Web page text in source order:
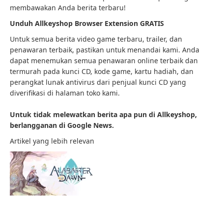
membawakan Anda berita terbaru!
Unduh Allkeyshop Browser Extension GRATIS
Untuk semua berita video game terbaru, trailer, dan
penawaran terbaik, pastikan untuk menandai kami. Anda
dapat menemukan semua penawaran online terbaik dan
termurah pada kunci CD, kode game, kartu hadiah, dan
perangkat lunak antivirus dari penjual kunci CD yang
diverifikasi di halaman toko kami.
Untuk tidak melewatkan berita apa pun di Allkeyshop,
berlangganan di Google News.
Artikel yang lebih relevan